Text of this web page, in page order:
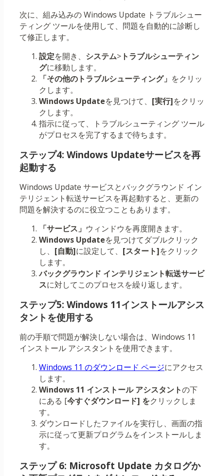
次に、組み込みの Windows Update トラブルシュー
ティング ツールを使用して、問題を自動的に診断し
て修正します。
設定を開き、 システム> トラブルシューティン
グに移動します。
「その他のトラブルシューティング」 をクリッ
クします。
Windows Updateを見つけて、 [実行]をクリッ
クします。
指示に従って、トラブルシューティング ツール
がプロセスを完了するまで待ちます。
ステップ4: Windows Updateサービスを再
起動する
Windows Update サービスとバックグラウンド イン
テリジェント転送サービスを再起動すると、更新の
問題を解決するのに役立つこともあります。
「サービス」 ウィンドウを再度開きます。
Windows Updateを見つけてダブルクリック
し、 [自動]に設定して、 [スタート]をクリック
します。
バックグラウンド インテリジェント転送サービ
スに対してこのプロセスを繰り返します。
ステップ5: Windows 11インストールアシス
タントを使用する
前の手順で問題が解決しない場合は、Windows 11
インストール アシスタントを使用できます。
Windows 11 のダウンロード ページにアクセス
します。
Windows 11 インストール アシスタントの下
にある [今すぐダウンロード] をクリックしま
す。
ダウンロードしたファイルを実行し、画面の指
示に従って更新プログラムをインストールしま
す。
ステップ 6: Microsoft Update カタログか